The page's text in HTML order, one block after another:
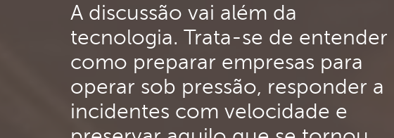
A discussão vai além da
tecnologia. Trata-se de entender
como preparar empresas para
operar sob pressão, responder a
incidentes com velocidade e